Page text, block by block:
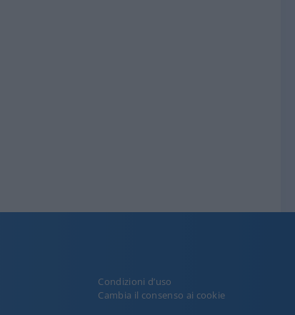
Condizioni d’uso
Cambia il consenso ai cookie